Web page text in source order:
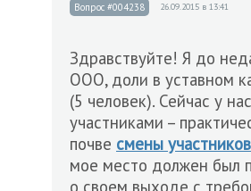
Вопрос #004238 26.09.2015 в 13:41
Здравствуйте! Я до
ООО, доли в уставном
(5 человек). Сейчас у
участниками –
почве смены
мое место должен был
о своем выходе с